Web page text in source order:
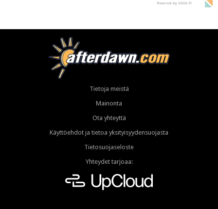
Powered by HIGH.FI
Tietoja meistä
Mainonta
Ota yhteyttä
Käyttöehdot ja tietoa yksityisyydensuojasta
Tietosuojaseloste
Yhteydet tarjoaa: